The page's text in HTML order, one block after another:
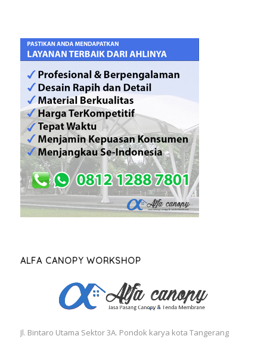
ALFA CANOPY WORKSHOP
Jl. Bintaro Utama Sektor 3A. Pondok karya kota Tangerang